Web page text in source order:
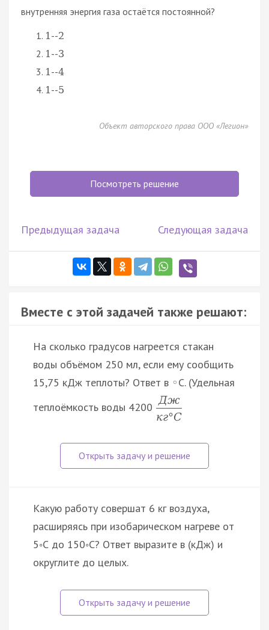
внутренняя энергия газа остаётся постоянной?
1--2
1--3
1--4
1--5
Объект авторского права ООО «Легион»
Посмотреть решение
Предыдущая задача Следующая задача
Вместе с этой задачей также решают:
На сколько градусов нагреется стакан
воды объёмом 250 мл, если ему сообщить
15,75 кДж теплоты? Ответ в ◦C. (Удельная
теплоёмкость воды 4200
Дж
кг°C
Какую работу совершат 6 кг воздуха,
расширяясь при изобарическом нагреве от
5◦С до 150◦С? Ответ выразите в (кДж) и
округлите до целых.